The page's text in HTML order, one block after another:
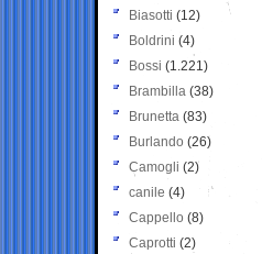
Biasotti (12)
Boldrini (4)
Bossi (1.221)
Brambilla (38)
Brunetta (83)
Burlando (26)
Camogli (2)
canile (4)
Cappello (8)
Caprotti (2)